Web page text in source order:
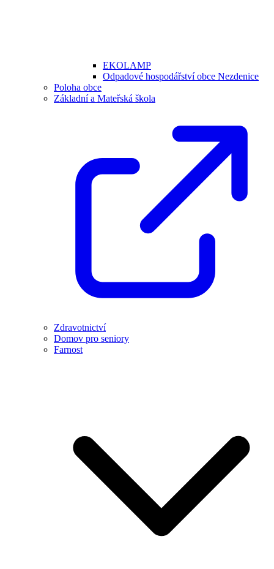
EKOLAMP
Odpadové hospodářství obce Nezdenice
Poloha obce
Základní a Mateřská škola
Zdravotnictví
Domov pro seniory
Farnost